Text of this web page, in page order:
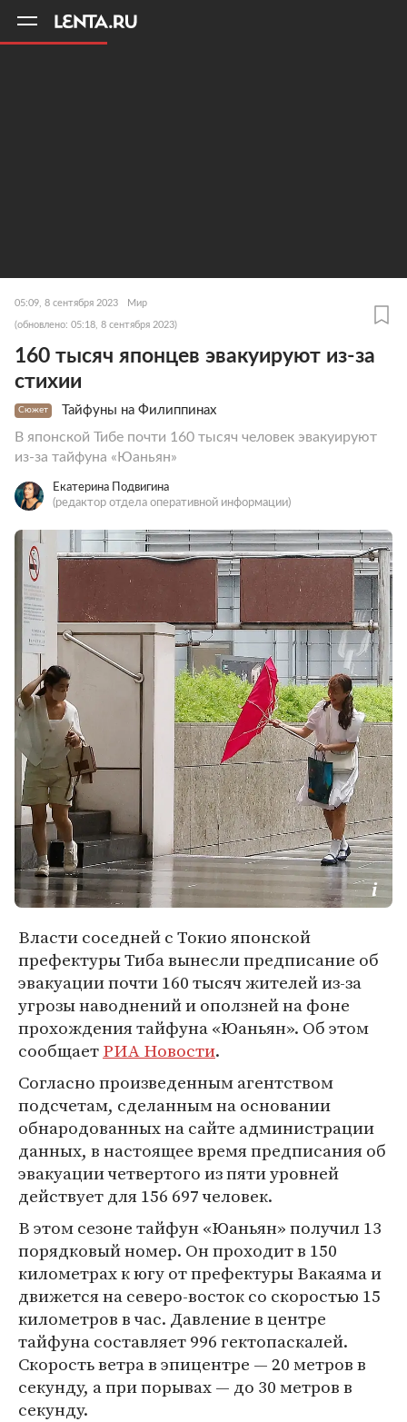
05:09, 8 сентября 2023 Мир
(обновлено: 05:18, 8 сентября 2023)
160 тысяч японцев эвакуируют из-за
стихии
Сюжет Тайфуны на Филиппинах
В японской Тибе почти 160 тысяч человек эвакуируют
из-за тайфуна «Юаньян»
Екатерина Подвигина
(редактор отдела оперативной информации)
Власти соседней с Токио японской
префектуры Тиба вынесли предписание об
эвакуации почти 160 тысяч жителей из-за
угрозы наводнений и оползней на фоне
прохождения тайфуна «Юаньян». Об этом
сообщаетРИА Новости.
Согласно произведенным агентством
подсчетам, сделанным на основании
обнародованных на сайте администрации
данных, в настоящее время предписания об
эвакуации четвертого из пяти уровней
действует для 156 697 человек.
В этом сезоне тайфун «Юаньян» получил 13
порядковый номер. Он проходит в 150
километрах к югу от префектуры Вакаяма и
движется на северо-восток со скоростью 15
километров в час. Давление в центре
тайфуна составляет 996 гектопаскалей.
Скорость ветра в эпицентре — 20 метров в
секунду, а при порывах — до 30 метров в
секунду.